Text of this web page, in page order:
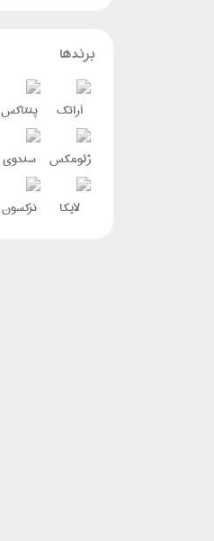
برندها
آراتک پنتاکس
ژئومکس سندوی
لایکا نرکسون